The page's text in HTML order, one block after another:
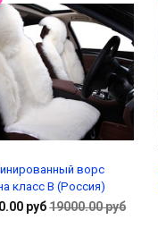
ворс
класс В (Россия)
руб19000.00 руб